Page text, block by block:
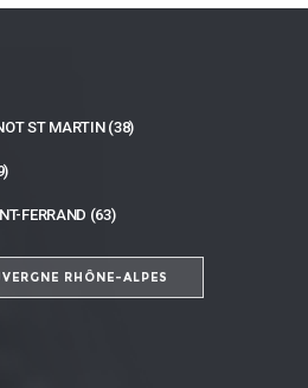
ST MARTIN (38)
FERRAND (63)
RHÔNE-ALPES